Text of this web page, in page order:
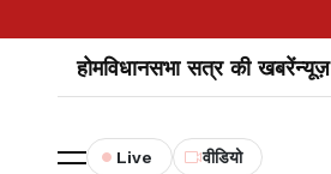
होमविधानसभा सत्र की खबरेंन्यूज़
Live वीडियो